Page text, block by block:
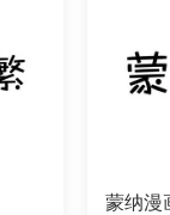
蒙纳漫